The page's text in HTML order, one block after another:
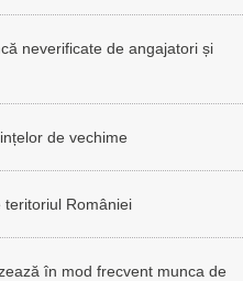
neverificate de angajatori și
de vechime
teritoriul României
în mod frecvent munca de